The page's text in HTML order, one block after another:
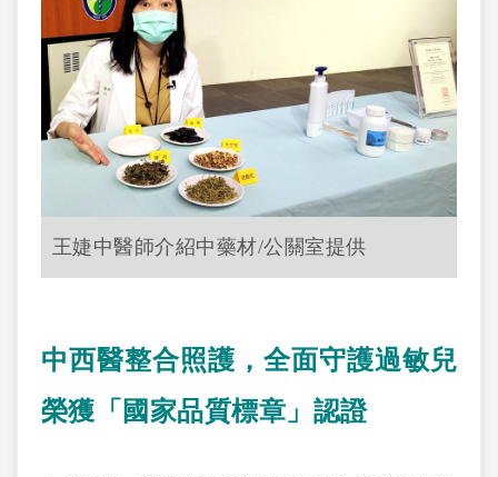
王婕中醫師介紹中藥材/公關室提供
中西醫整合照護，全面守護過敏兒
榮獲「國家品質標章」認證